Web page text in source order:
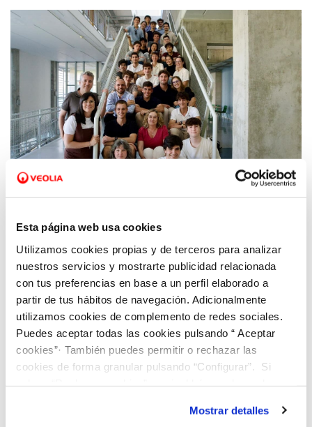
Esta página web usa cookies
Utilizamos cookies propias y de terceros para analizar
nuestros servicios y mostrarte publicidad relacionada
con tus preferencias en base a un perfil elaborado a
partir de tus hábitos de navegación. Adicionalmente
utilizamos cookies de complemento de redes sociales.
Puedes aceptar todas las cookies pulsando “ Aceptar
cookies”· También puedes permitir o rechazar las
cookies de forma granular pulsando “Configurar”. Si
son indispensables para que el sitio web funcione y que
Mostrar detalles
26 MAY 2026
Talento joven y análisis de datos para
revolucionar la gestión inteligente del agua
en las Islas Baleares